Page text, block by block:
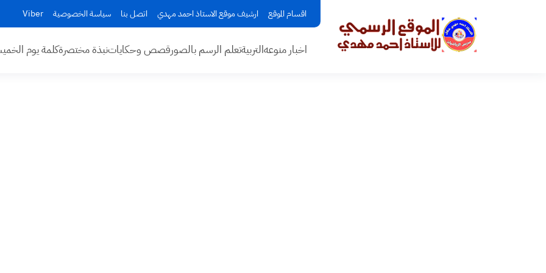
اقسام الموقع ارشيف موقع الاستاذ احمد مهدي اتصل بنا سياسة الخصوصية Viber
اخبار منوعهالتربيةتعلم الرسم بالصورقصص وحكاياتنبذة مختصرةكلمة يوم